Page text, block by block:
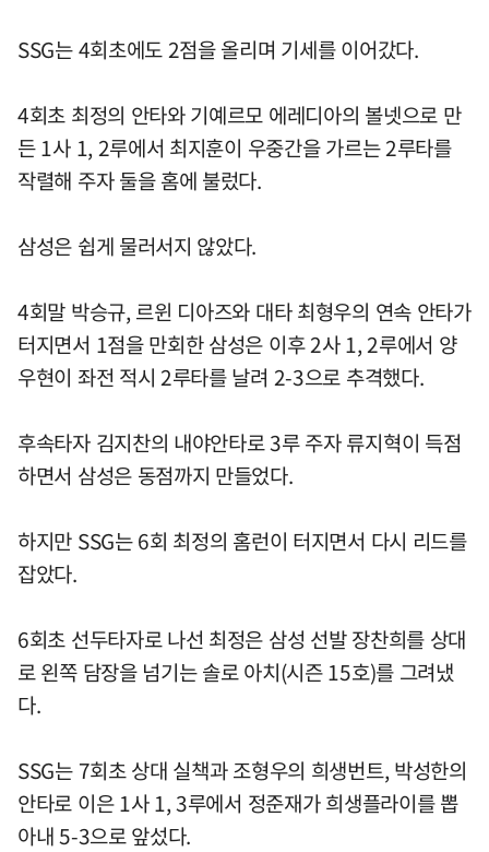
SSG는 4회초에도 2점을 올리며 기세를 이어갔다.
4회초 최정의 안타와 기예르모 에레디아의 볼넷으로 만
든 1사 1, 2루에서 최지훈이 우중간을 가르는 2루타를
작렬해 주자 둘을 홈에 불렀다.
삼성은 쉽게 물러서지 않았다.
4회말 박승규, 르윈 디아즈와 대타 최형우의 연속 안타가
터지면서 1점을 만회한 삼성은 이후 2사 1, 2루에서 양
우현이 좌전 적시 2루타를 날려 2-3으로 추격했다.
후속타자 김지찬의 내야안타로 3루 주자 류지혁이 득점
하면서 삼성은 동점까지 만들었다.
하지만 SSG는 6회 최정의 홈런이 터지면서 다시 리드를
잡았다.
6회초 선두타자로 나선 최정은 삼성 선발 장찬희를 상대
로 왼쪽 담장을 넘기는 솔로 아치(시즌 15호)를 그려냈
다.
SSG는 7회초 상대 실책과 조형우의 희생번트, 박성한의
안타로 이은 1사 1, 3루에서 정준재가 희생플라이를 뽑
아내 5-3으로 앞섰다.